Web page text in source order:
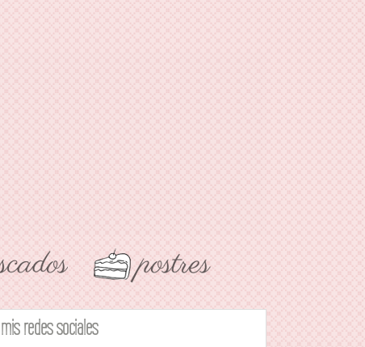
mis redes sociales